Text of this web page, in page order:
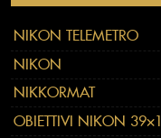
NIKON TELEMETRO
NIKON
NIKKORMAT
OBIETTIVI NIKON 39×1